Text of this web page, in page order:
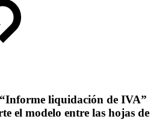
liquidación de IVA”
el modelo entre las hojas de